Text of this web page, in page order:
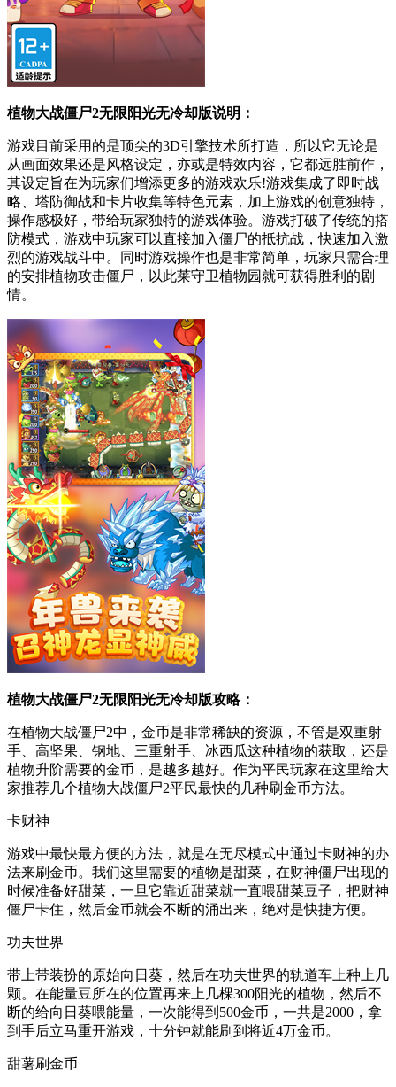
植物大战僵尸2无限阳光无冷却版说明：
游戏目前采用的是顶尖的3D引擎技术所打造，所以它无论是
从画面效果还是风格设定，亦或是特效内容，它都远胜前作，
其设定旨在为玩家们增添更多的游戏欢乐!游戏集成了即时战
略、塔防御战和卡片收集等特色元素，加上游戏的创意独特，
操作感极好，带给玩家独特的游戏体验。游戏打破了传统的搭
防模式，游戏中玩家可以直接加入僵尸的抵抗战，快速加入激
烈的游戏战斗中。同时游戏操作也是非常简单，玩家只需合理
的安排植物攻击僵尸，以此莱守卫植物园就可获得胜利的剧
情。
植物大战僵尸2无限阳光无冷却版攻略：
在植物大战僵尸2中，金币是非常稀缺的资源，不管是双重射
手、高坚果、钢地、三重射手、冰西瓜这种植物的获取，还是
植物升阶需要的金币，是越多越好。作为平民玩家在这里给大
家推荐几个植物大战僵尸2平民最快的几种刷金币方法。
卡财神
游戏中最快最方便的方法，就是在无尽模式中通过卡财神的办
法来刷金币。我们这里需要的植物是甜菜，在财神僵尸出现的
时候准备好甜菜，一旦它靠近甜菜就一直喂甜菜豆子，把财神
僵尸卡住，然后金币就会不断的涌出来，绝对是快捷方便。
功夫世界
带上带装扮的原始向日葵，然后在功夫世界的轨道车上种上几
颗。在能量豆所在的位置再来上几棵300阳光的植物，然后不
断的给向日葵喂能量，一次能得到500金币，一共是2000，拿
到手后立马重开游戏，十分钟就能刷到将近4万金币。
甜薯刷金币